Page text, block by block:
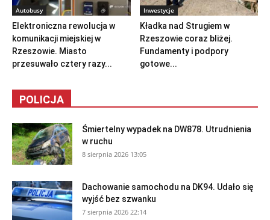
Autobusy
Elektroniczna rewolucja w
komunikacji miejskiej w
Rzeszowie. Miasto
przesuwało cztery razy...
Inwestycje
Kładka nad Strugiem w
Rzeszowie coraz bliżej.
Fundamenty i podpory
gotowe...
POLICJA
Śmiertelny wypadek na DW878. Utrudnienia
w ruchu
8 sierpnia 2026 13:05
Dachowanie samochodu na DK94. Udało się
wyjść bez szwanku
7 sierpnia 2026 22:14